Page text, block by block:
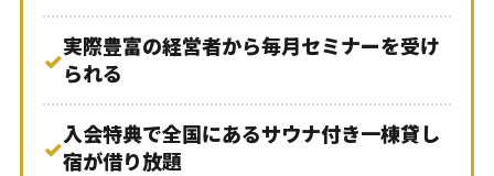
✓実際豊富の経営者から毎月セミナーを受け
られる
✓入会特典で全国にあるサウナ付き一棟貸し
宿が借り放題